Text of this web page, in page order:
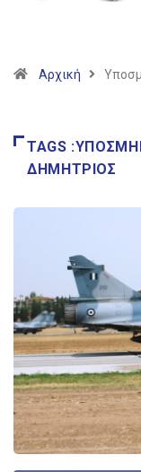
Αρχική
TAGS
ΔΗΜΉΤΡΙΟΣ